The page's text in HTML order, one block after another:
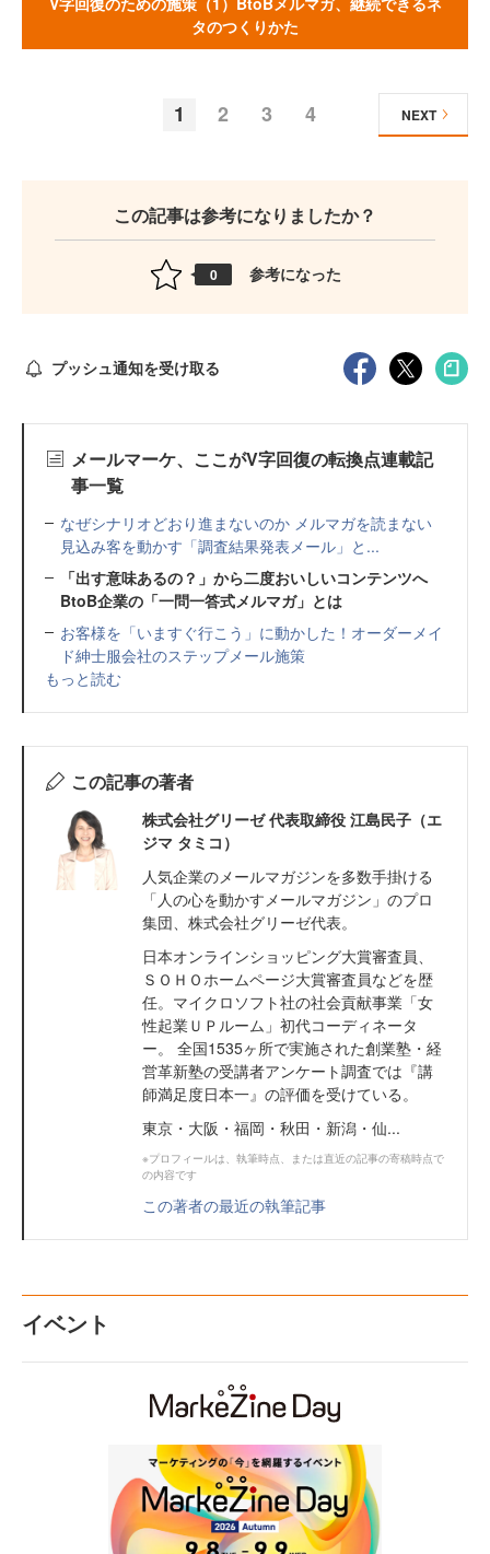
タのつくりかた
1 2 3 4 NEXT
この記事は参考になりましたか？
0 参考になった
プッシュ通知を受け取る
メールマーケ、ここがV字回復の転換点連載記
事一覧
なぜシナリオどおり進まないのか メルマガを読まない
見込み客を動かす「調査結果発表メール」と...
「出す意味あるの？」から二度おいしいコンテンツへ
BtoB企業の「一問一答式メルマガ」とは
お客様を「いますぐ行こう」に動かした！オーダーメイ
ド紳士服会社のステップメール施策
もっと読む
この記事の著者
株式会社グリーゼ 代表取締役 江島民子（エ
ジマ タミコ）
人気企業のメールマガジンを多数手掛ける
「人の心を動かすメールマガジン」のプロ
集団、株式会社グリーゼ代表。
日本オンラインショッピング大賞審査員、
ＳＯＨＯホームページ大賞審査員などを歴
任。マイクロソフト社の社会貢献事業「女
性起業ＵＰルーム」初代コーディネータ
ー。 全国1535ヶ所で実施された創業塾・経
営革新塾の受講者アンケート調査では『講
師満足度日本一』の評価を受けている。
東京・大阪・福岡・秋田・新潟・仙...
※プロフィールは、執筆時点、または直近の記事の寄稿時点で
の内容です
この著者の最近の執筆記事
イベント